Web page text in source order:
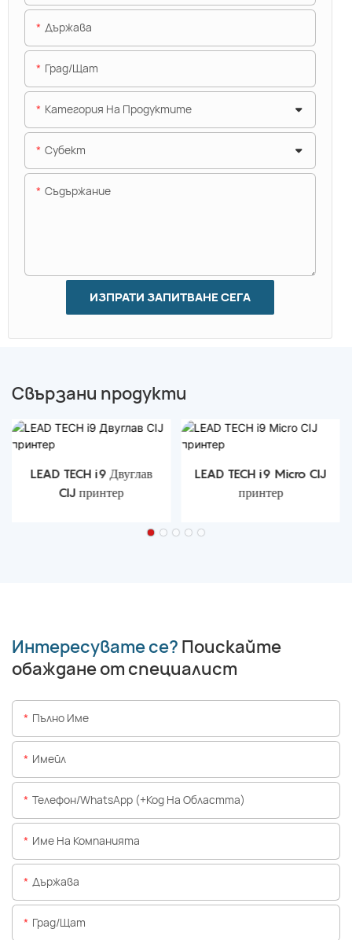
Държава
Град/щат
Категория На Продуктите
Субект
Съдържание
ИЗПРАТИ ЗАПИТВАНЕ СЕГА
Свързани продукти
LEAD TECH i9 Двуглав
CIJ принтер
LEAD TECH i9 Micro CIJ
принтер
Интересувате се? Поискайте
обаждане от специалист
Пълно Име
Имейл
Телефон/WhatsApp (+Код На Областта)
Име На Компанията
Държава
Град/щат